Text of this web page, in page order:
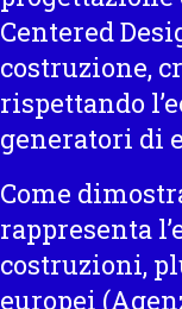
Centered
costruzione,
rispettando
generatori di
Come
rappresenta
costruzioni,
europei